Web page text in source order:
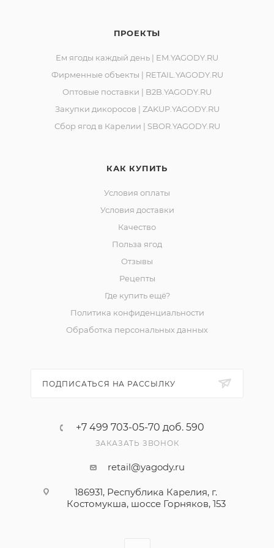
ПРОЕКТЫ
Ем ягоды каждый день | EM.YAGODY.RU
Фирменные объекты | RETAIL.YAGODY.RU
Оптовые поставки | B2B.YAGODY.RU
Закупки дикоросов | ZAKUP.YAGODY.RU
Сбор ягод в Карелии | SBOR.YAGODY.RU
КАК КУПИТЬ
Условия оплаты
Условия доставки
Качество
Польза ягод
Отзывы
Рецепты
Где купить ещё?
Политика конфиденциальности
Обработка персональных данных
ПОДПИСАТЬСЯ НА РАССЫЛКУ
+7 499 703-05-70 доб. 590
ЗАКАЗАТЬ ЗВОНОК
retail@yagody.ru
186931, Республика Карелия, г.
Костомукша, шоссе Горняков, 153